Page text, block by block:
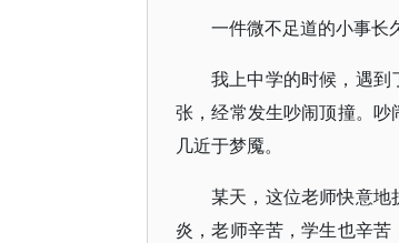
一件微不足道的小事长
我上中学的时候，遇
张，经常发生吵闹顶撞。
几近于梦魇。
某天，这位老师快意
炎，老师辛苦，学生也辛